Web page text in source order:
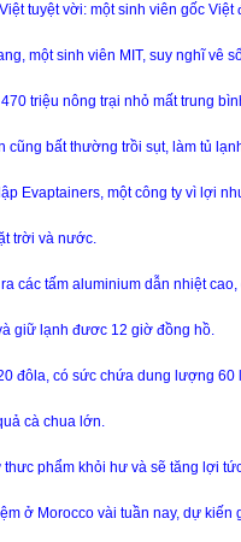
tuyệt vời: một sinh viên gốc
một sinh viên MIT, suy nghĩ
triệu nông trại nhỏ mất trung
bất thường trồi sụt, làm tủ
Evaptainers, một công ty vì lợi
trời và nước.
các tấm aluminium dẫn nhiệt
giữ lạnh đươc 12 giờ đồng hồ.
đôla, có sức chứa dung lượng 60
cà chua lớn.
phẩm khỏi hư và sẽ tăng lợi
ở Morocco vài tuần nay, dự